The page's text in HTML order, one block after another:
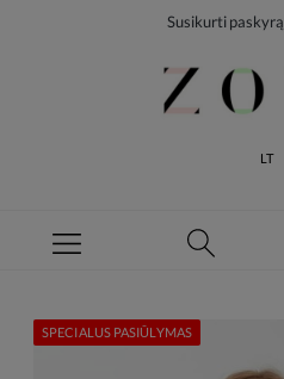
Susikurti paskyrą
LT
SPECIALUS PASIŪLYMAS